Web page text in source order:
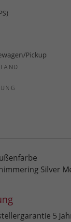
Pickup
Silver
5